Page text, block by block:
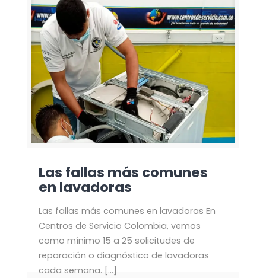
Las fallas más comunes
en lavadoras
Las fallas más comunes en lavadoras En
Centros de Servicio Colombia, vemos
como mínimo 15 a 25 solicitudes de
reparación o diagnóstico de lavadoras
cada semana. […]